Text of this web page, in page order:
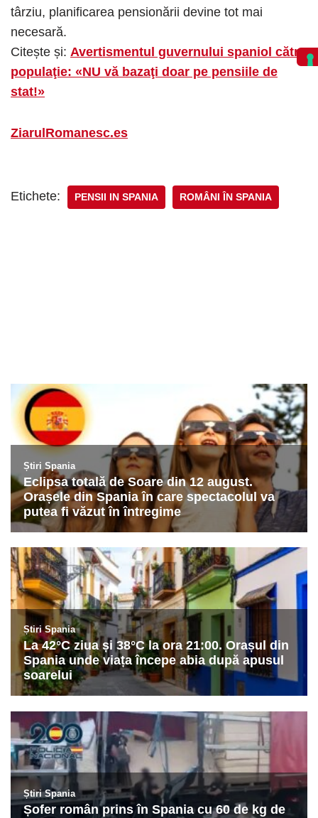
târziu, planificarea pensionării devine tot mai
necesară.
Citește și: Avertismentul guvernului spaniol către
populaţie: «NU vă bazaţi doar pe pensiile de
stat!»
ZiarulRomanesc.es
Etichete: PENSII IN SPANIA ROMÂNI ÎN SPANIA